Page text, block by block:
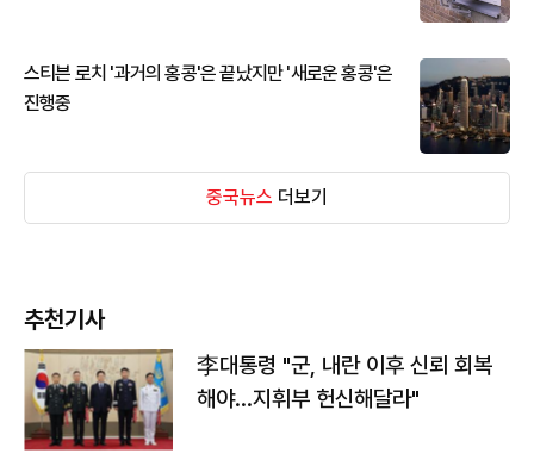
스티븐 로치 '과거의 홍콩'은 끝났지만 '새로운 홍콩'은
진행중
중국뉴스 더보기
추천기사
李대통령 "군, 내란 이후 신뢰 회복
해야…지휘부 헌신해달라"